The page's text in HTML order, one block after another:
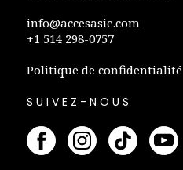
info@accesasie.com
+1 514 298-0757
Politique de confidentialité
SUIVEZ-NOUS